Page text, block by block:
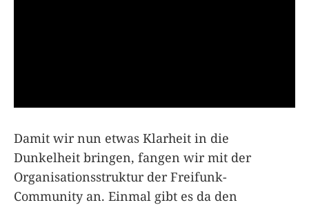
Damit wir nun etwas Klarheit in die
Dunkelheit bringen, fangen wir mit der
Organisationsstruktur der Freifunk-
Community an. Einmal gibt es da den